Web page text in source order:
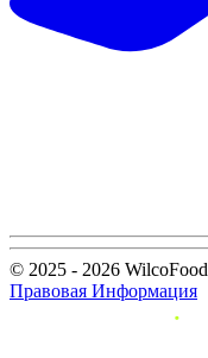
© 2025 - 2026 WilcoFood
Правовая Информация